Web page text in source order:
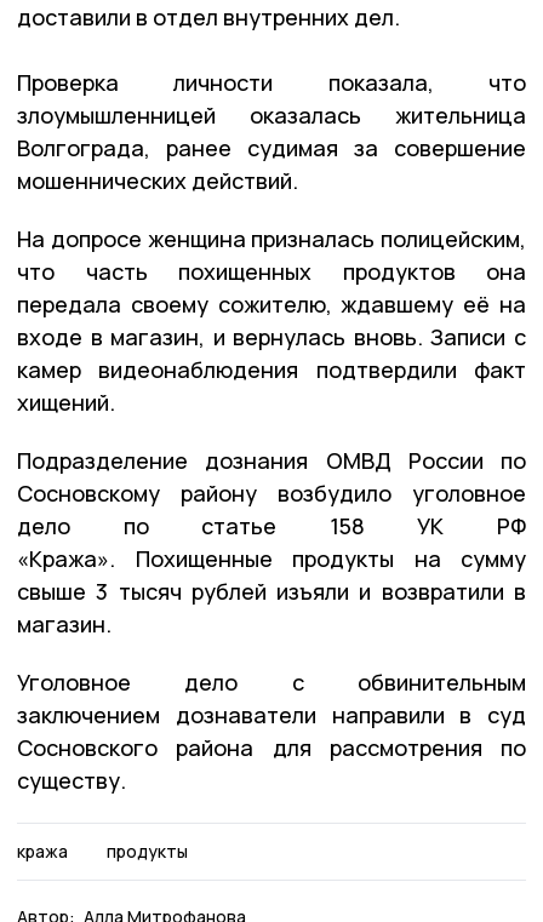
доставили в отдел внутренних дел.
Проверка личности показала, что
злоумышленницей оказалась жительница
Волгограда, ранее судимая за совершение
мошеннических действий.
На допросе женщина призналась полицейским,
что часть похищенных продуктов она
передала своему сожителю, ждавшему её на
входе в магазин, и вернулась вновь. Записи с
камер видеонаблюдения подтвердили факт
хищений.
Подразделение дознания ОМВД России по
Сосновскому району возбудило уголовное
дело по статье 158 УК РФ
«Кража». Похищенные продукты на сумму
свыше 3 тысяч рублей изъяли и возвратили в
магазин.
Уголовное дело с обвинительным
заключением дознаватели направили в суд
Сосновского района для рассмотрения по
существу.
кража продукты
Автор: Алла Митрофанова